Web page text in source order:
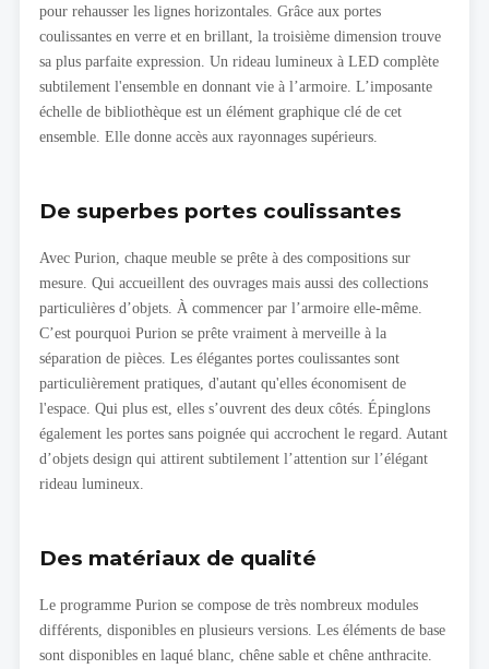
pour rehausser les lignes horizontales. Grâce aux portes
coulissantes en verre et en brillant, la troisième dimension trouve
sa plus parfaite expression. Un rideau lumineux à LED complète
subtilement l'ensemble en donnant vie à l’armoire. L’imposante
échelle de bibliothèque est un élément graphique clé de cet
ensemble. Elle donne accès aux rayonnages supérieurs.
De superbes portes coulissantes
Avec Purion, chaque meuble se prête à des compositions sur
mesure. Qui accueillent des ouvrages mais aussi des collections
particulières d’objets. À commencer par l’armoire elle-même.
C’est pourquoi Purion se prête vraiment à merveille à la
séparation de pièces. Les élégantes portes coulissantes sont
particulièrement pratiques, d'autant qu'elles économisent de
l'espace. Qui plus est, elles s’ouvrent des deux côtés. Épinglons
également les portes sans poignée qui accrochent le regard. Autant
d’objets design qui attirent subtilement l’attention sur l’élégant
rideau lumineux.
Des matériaux de qualité
Le programme Purion se compose de très nombreux modules
différents, disponibles en plusieurs versions. Les éléments de base
sont disponibles en laqué blanc, chêne sable et chêne anthracite.